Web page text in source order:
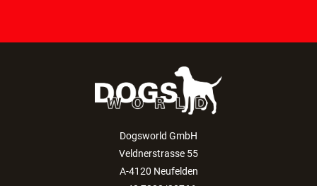
Dogsworld GmbH
Veldnerstrasse 55
A-4120 Neufelden